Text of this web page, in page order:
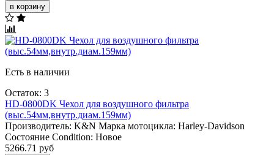
в корзину
Есть в наличии
Остаток: 3
HD-0800DK Чехол для воздушного фильтра
(выс.54мм,внутр.диам.159мм)
Производитель: K&N Марка мотоцикла: Harley-Davidson
Состояние Condition: Новое
5266.71 руб